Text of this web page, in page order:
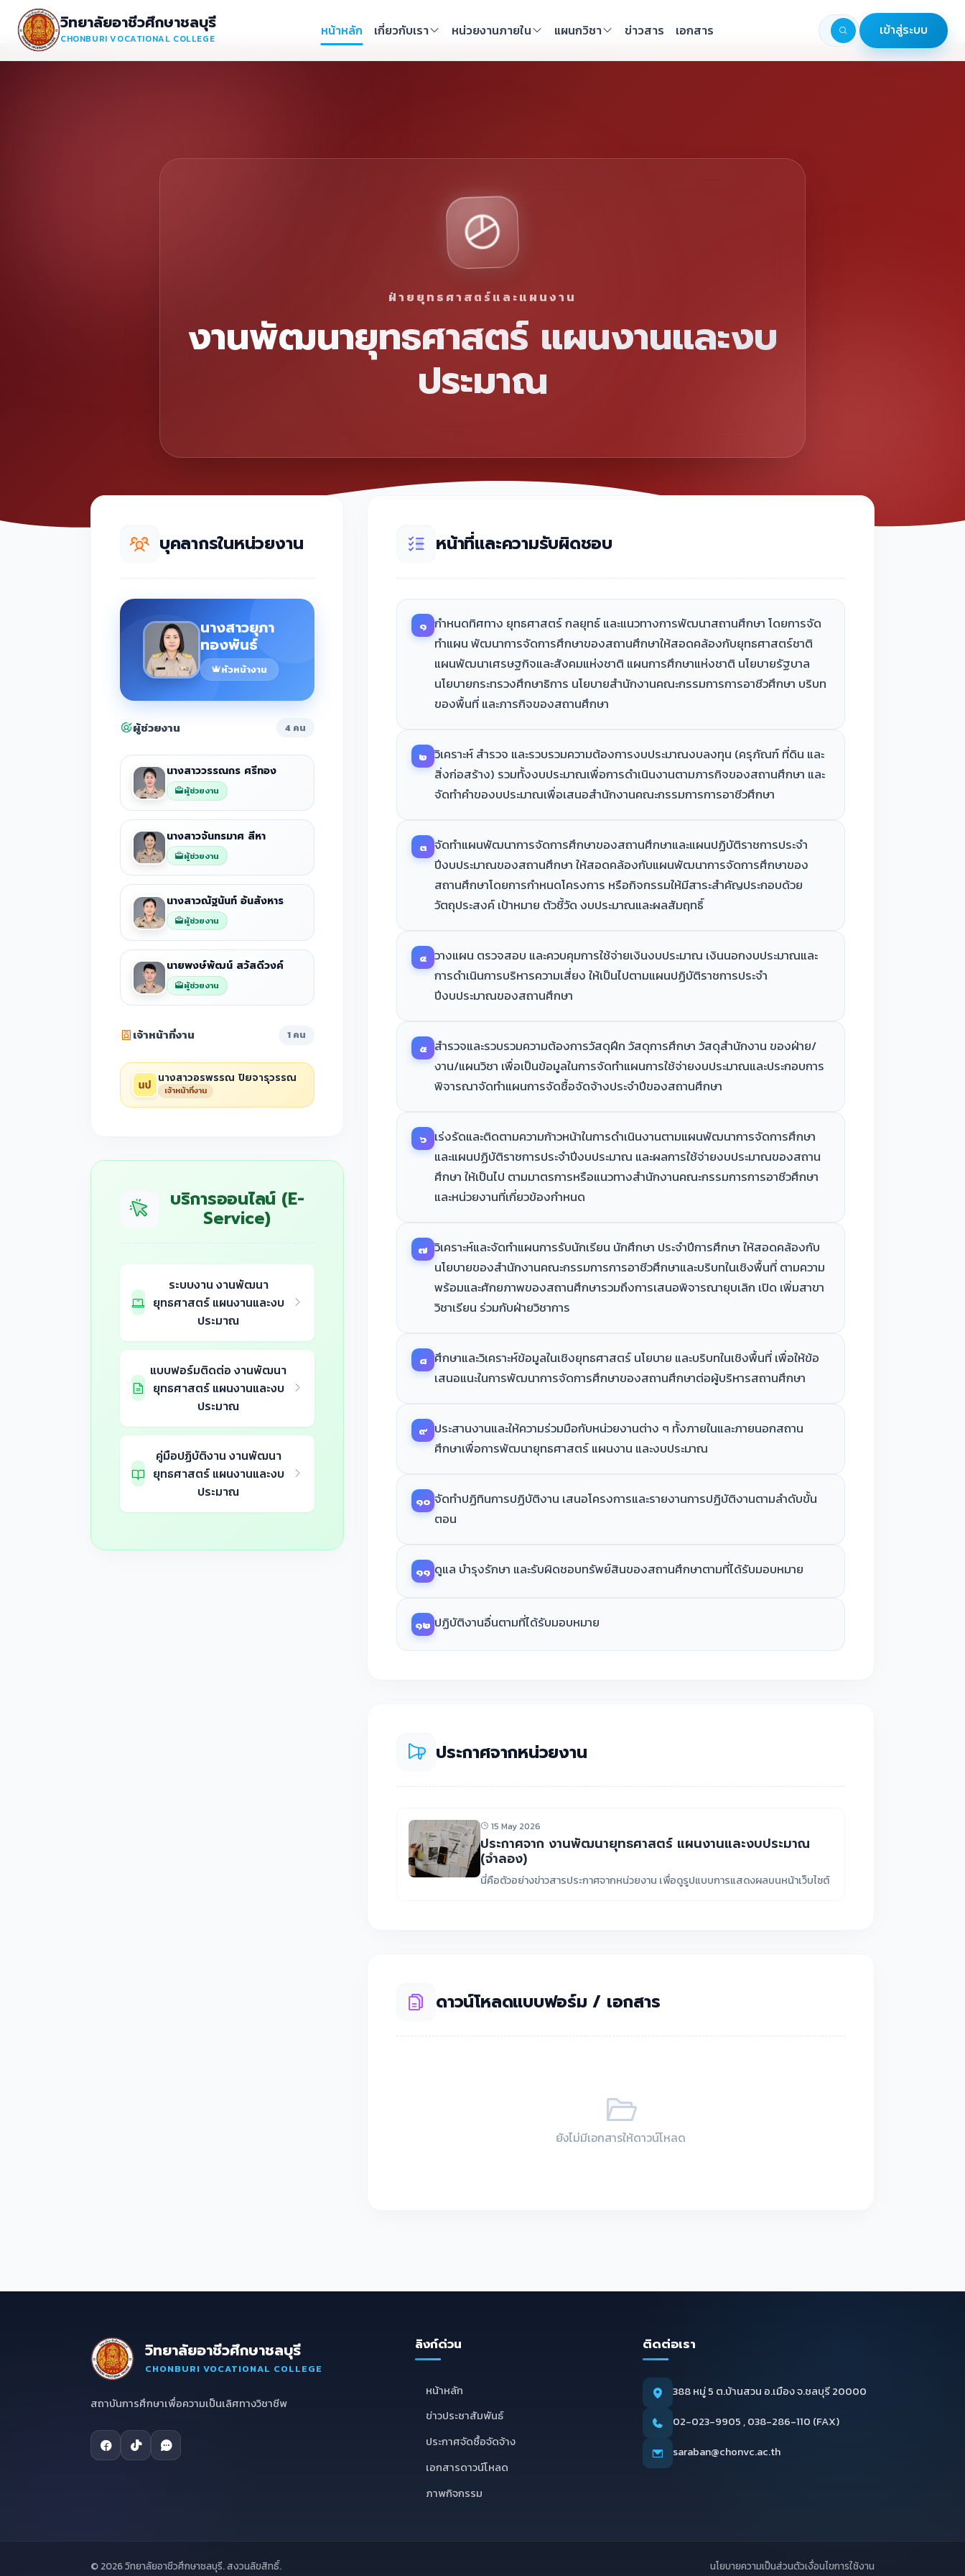
วิทยาลัยอาชีวศึกษาชลบุรี
CHONBURI VOCATIONAL COLLEGE
หน้าหลัก เกี่ยวกับเรา หน่วยงานภายใน แผนกวิชา ข่าวสาร เอกสาร เข้าสู่ระบบ
ฝ่ายยุทธศาสตร์และแผนงาน
งานพัฒนายุทธศาสตร์ แผนงานและงบ
ประมาณ
บุคลากรในหน่วยงาน
นางสาวยุภา
ทองพันธ์
หัวหน้างาน
ผู้ช่วยงาน 4 คน
นางสาววรรณกร ศรีทอง
ผู้ช่วยงาน
นางสาวจันทรมาศ สีหา
ผู้ช่วยงาน
นางสาวณัฐนันท์ อันสังหาร
ผู้ช่วยงาน
นายพงษ์พัฒน์ สวัสดีวงค์
ผู้ช่วยงาน
เจ้าหน้าที่งาน 1 คน
นางสาวอรพรรณ ปิยจารุวรรณ
เจ้าหน้าที่งาน
บริการออนไลน์ (E-
Service)
ระบบงาน งานพัฒนา
ยุทธศาสตร์ แผนงานและงบ
ประมาณ
แบบฟอร์มติดต่อ งานพัฒนา
ยุทธศาสตร์ แผนงานและงบ
ประมาณ
คู่มือปฏิบัติงาน งานพัฒนา
ยุทธศาสตร์ แผนงานและงบ
ประมาณ
หน้าที่และความรับผิดชอบ
๑ กำหนดทิศทาง ยุทธศาสตร์ กลยุทธ์ และแนวทางการพัฒนาสถานศึกษา โดยการจัด
ทำแผน พัฒนาการจัดการศึกษาของสถานศึกษาให้สอดคล้องกับยุทธศาสตร์ชาติ
แผนพัฒนาเศรษฐกิจและสังคมแห่งชาติ แผนการศึกษาแห่งชาติ นโยบายรัฐบาล
นโยบายกระทรวงศึกษาธิการ นโยบายสำนักงานคณะกรรมการการอาชีวศึกษา บริบท
ของพื้นที่ และภารกิจของสถานศึกษา
๒ วิเคราะห์ สำรวจ และรวบรวมความต้องการงบประมาณงบลงทุน (ครุภัณฑ์ ที่ดิน และ
สิ่งก่อสร้าง) รวมทั้งงบประมาณเพื่อการดำเนินงานตามภารกิจของสถานศึกษา และ
จัดทำคำของบประมาณเพื่อเสนอสำนักงานคณะกรรมการการอาชีวศึกษา
๓ จัดทำแผนพัฒนาการจัดการศึกษาของสถานศึกษาและแผนปฏิบัติราชการประจำ
ปีงบประมาณของสถานศึกษา ให้สอดคล้องกับแผนพัฒนาการจัดการศึกษาของ
สถานศึกษาโดยการกำหนดโครงการ หรือกิจกรรมให้มีสาระสำคัญประกอบด้วย
วัตถุประสงค์ เป้าหมาย ตัวชี้วัด งบประมาณและผลสัมฤทธิ์
๔ วางแผน ตรวจสอบ และควบคุมการใช้จ่ายเงินงบประมาณ เงินนอกงบประมาณและ
การดำเนินการบริหารความเสี่ยง ให้เป็นไปตามแผนปฏิบัติราชการประจำ
ปีงบประมาณของสถานศึกษา
๕ สำรวจและรวบรวมความต้องการวัสดุฝึก วัสดุการศึกษา วัสดุสำนักงาน ของฝ่าย/
งาน/แผนวิชา เพื่อเป็นข้อมูลในการจัดทำแผนการใช้จ่ายงบประมาณและประกอบการ
พิจารณาจัดทำแผนการจัดซื้อจัดจ้างประจำปีของสถานศึกษา
๖ เร่งรัดและติดตามความก้าวหน้าในการดำเนินงานตามแผนพัฒนาการจัดการศึกษา
และแผนปฏิบัติราชการประจำปีงบประมาณ และผลการใช้จ่ายงบประมาณของสถาน
ศึกษา ให้เป็นไป ตามมาตรการหรือแนวทางสำนักงานคณะกรรมการการอาชีวศึกษา
และหน่วยงานที่เกี่ยวข้องกำหนด
๗ วิเคราะห์และจัดทำแผนการรับนักเรียน นักศึกษา ประจำปีการศึกษา ให้สอดคล้องกับ
นโยบายของสำนักงานคณะกรรมการการอาชีวศึกษาและบริบทในเชิงพื้นที่ ตามความ
พร้อมและศักยภาพของสถานศึกษารวมถึงการเสนอพิจารณายุบเลิก เปิด เพิ่มสาขา
วิชาเรียน ร่วมกับฝ่ายวิชาการ
๘ ศึกษาและวิเคราะห์ข้อมูลในเชิงยุทธศาสตร์ นโยบาย และบริบทในเชิงพื้นที่ เพื่อให้ข้อ
เสนอแนะในการพัฒนาการจัดการศึกษาของสถานศึกษาต่อผู้บริหารสถานศึกษา
๙ ประสานงานและให้ความร่วมมือกับหน่วยงานต่าง ๆ ทั้งภายในและภายนอกสถาน
ศึกษาเพื่อการพัฒนายุทธศาสตร์ แผนงาน และงบประมาณ
๑๐ จัดทำปฏิทินการปฏิบัติงาน เสนอโครงการและรายงานการปฏิบัติงานตามลำดับขั้น
ตอน
๑๑ ดูแล บำรุงรักษา และรับผิดชอบทรัพย์สินของสถานศึกษาตามที่ได้รับมอบหมาย
๑๒ ปฏิบัติงานอื่นตามที่ได้รับมอบหมาย
ประกาศจากหน่วยงาน
15 May 2026
ประกาศจาก งานพัฒนายุทธศาสตร์ แผนงานและงบประมาณ
(จำลอง)
นี่คือตัวอย่างข่าวสารประกาศจากหน่วยงาน เพื่อดูรูปแบบการแสดงผลบนหน้าเว็บไซต์
ดาวน์โหลดแบบฟอร์ม / เอกสาร
ยังไม่มีเอกสารให้ดาวน์โหลด
วิทยาลัยอาชีวศึกษาชลบุรี
CHONBURI VOCATIONAL COLLEGE
สถาบันการศึกษาเพื่อความเป็นเลิศทางวิชาชีพ
ลิงก์ด่วน
หน้าหลัก
ข่าวประชาสัมพันธ์
ประกาศจัดซื้อจัดจ้าง
เอกสารดาวน์โหลด
ภาพกิจกรรม
ติดต่อเรา
388 หมู่ 5 ต.บ้านสวน อ.เมือง จ.ชลบุรี 20000
02-023-9905 , 038-286-110 (FAX)
saraban@chonvc.ac.th
© 2026 วิทยาลัยอาชีวศึกษาชลบุรี. สงวนลิขสิทธิ์. นโยบายความเป็นส่วนตัวเงื่อนไขการใช้งาน